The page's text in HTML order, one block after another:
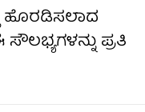
ಪ್ರತಿ